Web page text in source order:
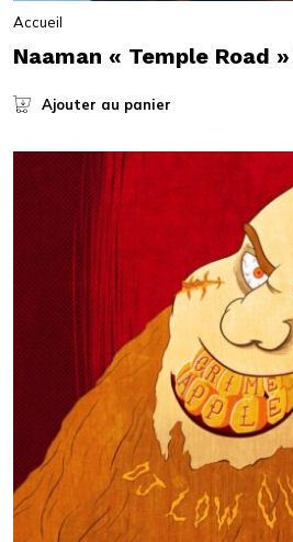
Accueil
Naaman « Temple Road
Ajouter au panier